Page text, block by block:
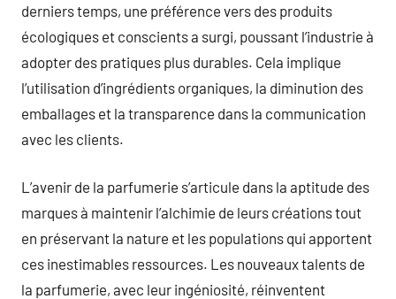
derniers temps, une préférence vers des produits
écologiques et conscients a surgi, poussant l’industrie à
adopter des pratiques plus durables. Cela implique
l’utilisation d’ingrédients organiques, la diminution des
emballages et la transparence dans la communication
avec les clients.
L’avenir de la parfumerie s’articule dans la aptitude des
marques à maintenir l’alchimie de leurs créations tout
en préservant la nature et les populations qui apportent
ces inestimables ressources. Les nouveaux talents de
la parfumerie, avec leur ingéniosité, réinventent